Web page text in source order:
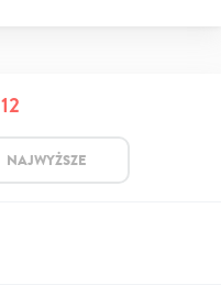
12
NAJWYŻSZE